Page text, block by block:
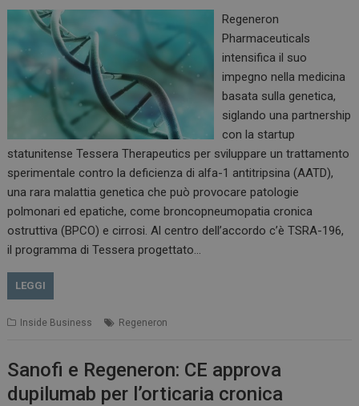
Regeneron
Pharmaceuticals
intensifica il suo
impegno nella medicina
basata sulla genetica,
siglando una partnership
con la startup
statunitense Tessera Therapeutics per sviluppare un trattamento
sperimentale contro la deficienza di alfa-1 antitripsina (AATD),
una rara malattia genetica che può provocare patologie
polmonari ed epatiche, come broncopneumopatia cronica
ostruttiva (BPCO) e cirrosi. Al centro dell’accordo c’è TSRA-196,
il programma di Tessera progettato…
LEGGI
Inside Business Regeneron
Sanofi e Regeneron: CE approva
dupilumab per l’orticaria cronica